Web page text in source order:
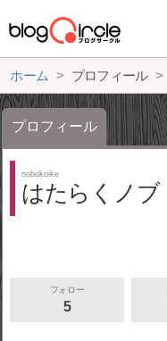
ホーム プロフィール
プロフィール
nobukoike
はたらくノブ
フォロー
5